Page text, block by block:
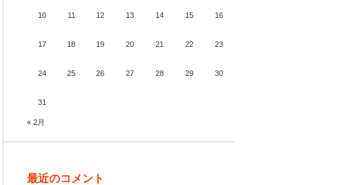
10 11 12 13 14 15 16
17 18 19 20 21 22 23
24 25 26 27 28 29 30
31
« 2月
最近のコメント